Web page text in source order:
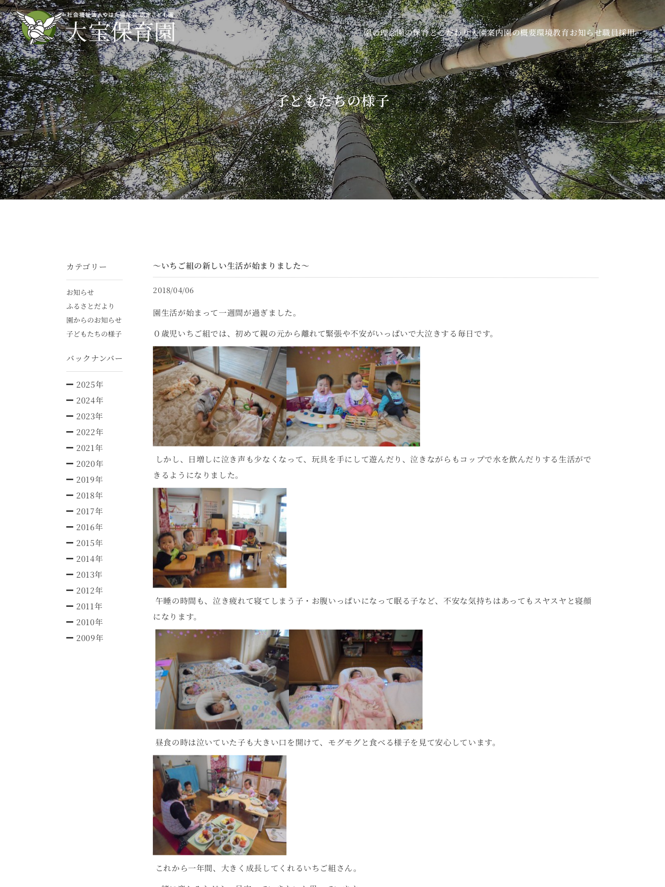
園の理念園の保育とこだわり入園案内園の概要環境教育お知らせ職員採用
子どもたちの様子
カテゴリー
お知らせ
ふるさとだより
園からのお知らせ
子どもたちの様子
バックナンバー
2025年
2024年
2023年
2022年
2021年
2020年
2019年
2018年
2017年
2016年
2015年
2014年
2013年
2012年
2011年
2010年
2009年
～いちご組の新しい生活が始まりました～
2018/04/06
園生活が始まって一週間が過ぎました。
０歳児いちご組では、初めて親の元から離れて緊張や不安がいっぱいで大泣きする毎日です。
しかし、日増しに泣き声も少なくなって、玩具を手にして遊んだり、泣きながらもコップで水を飲んだりする生活がで
きるようになりました。
午睡の時間も、泣き疲れて寝てしまう子・お腹いっぱいになって眠る子など、不安な気持ちはあってもスヤスヤと寝顔
になります。
昼食の時は泣いていた子も大きい口を開けて、モグモグと食べる様子を見て安心しています。
これから一年間、大きく成長してくれるいちご組さん。